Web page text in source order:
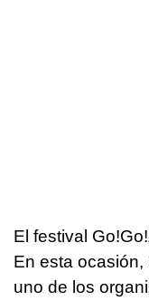
El festival
En esta
uno de los